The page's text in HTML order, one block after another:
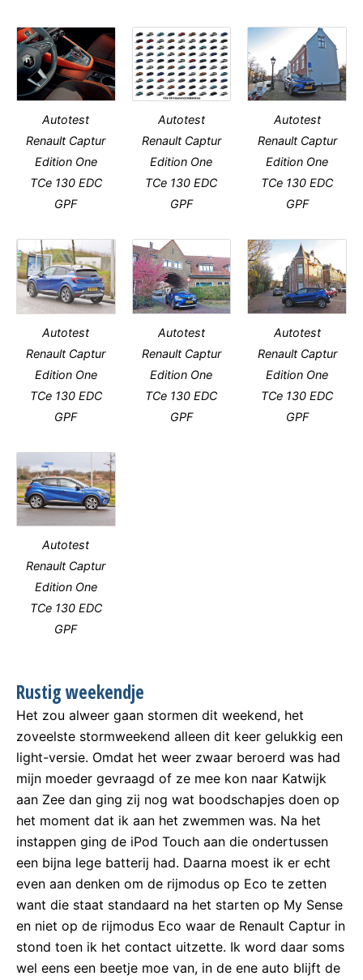
Autotest
Renault Captur
Edition One
TCe 130 EDC
GPF
Autotest
Renault Captur
Edition One
TCe 130 EDC
GPF
Autotest
Renault Captur
Edition One
TCe 130 EDC
GPF
Autotest
Renault Captur
Edition One
TCe 130 EDC
GPF
Autotest
Renault Captur
Edition One
TCe 130 EDC
GPF
Autotest
Renault Captur
Edition One
TCe 130 EDC
GPF
Autotest
Renault Captur
Edition One
TCe 130 EDC
GPF
Rustig weekendje
Het zou alweer gaan stormen dit weekend, het
zoveelste stormweekend alleen dit keer gelukkig een
light-versie. Omdat het weer zwaar beroerd was had
mijn moeder gevraagd of ze mee kon naar Katwijk
aan Zee dan ging zij nog wat boodschapjes doen op
het moment dat ik aan het zwemmen was. Na het
instappen ging de iPod Touch aan die ondertussen
een bijna lege batterij had. Daarna moest ik er echt
even aan denken om de rijmodus op Eco te zetten
want die staat standaard na het starten op My Sense
en niet op de rijmodus Eco waar de Renault Captur in
stond toen ik het contact uitzette. Ik word daar soms
wel eens een beetje moe van, in de ene auto blijft de